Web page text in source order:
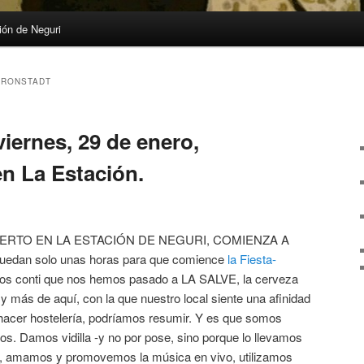
de Neguri
29 de enero,
La Estación.
EN LA ESTACIÓN DE NEGURI, COMIENZA A
solo unas horas para que comience la Fiesta-
conti que nos hemos pasado a LA SALVE, la cerveza
más de aquí, con la que nuestro local siente una afinidad
hostelería, podríamos resumir. Y es que somos
Damos vidilla -y no por pose, sino porque lo llevamos
amamos y promovemos la música en vivo, utilizamos